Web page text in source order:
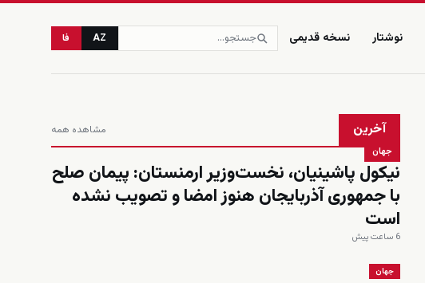
نوشتار نسخه قدیمی AZ فا
زنده
آخرین مشاهده همه
جهان
نیکول پاشینیان، نخست‌وزیر ارمنستان: پیمان صلح
با جمهوری آذربایجان هنوز امضا و تصویب نشده
است
6 ساعت پیش
جهان